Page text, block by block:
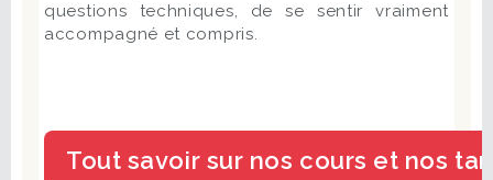
questions techniques, de se sentir vraiment
accompagné et compris.